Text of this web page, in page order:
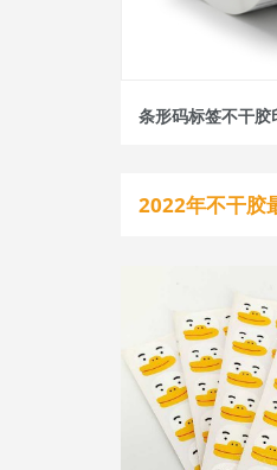
条形码标签不干胶
2022年不干胶